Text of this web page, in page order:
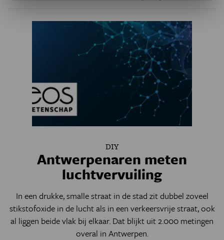
DIY
Antwerpenaren meten
luchtvervuiling
In een drukke, smalle straat in de stad zit dubbel zoveel
stikstofoxide in de lucht als in een verkeersvrije straat, ook
al liggen beide vlak bij elkaar. Dat blijkt uit 2.000 metingen
overal in Antwerpen.